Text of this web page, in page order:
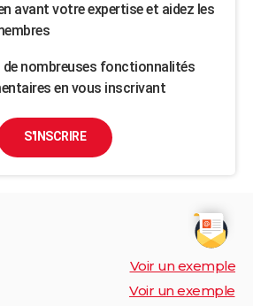
avant votre expertise et aidez les
nombreuses fonctionnalités
en vous inscrivant
S'INSCRIRE
Voir un exemple
Voir un exemple